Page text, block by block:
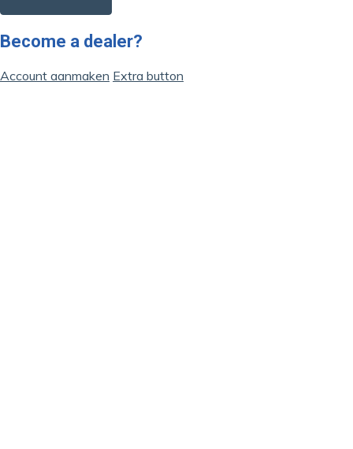
Become a dealer?
Account aanmaken Extra button